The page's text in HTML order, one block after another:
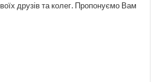
друзів та колег. Пропонуємо Вам